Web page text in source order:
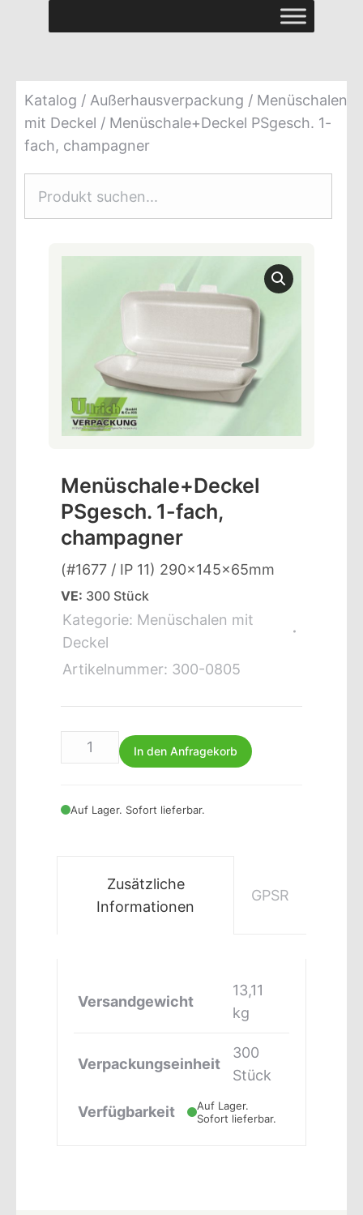
Katalog / Außerhausverpackung / Menüschalen
mit Deckel / Menüschale+Deckel PSgesch. 1-
fach, champagner
Menüschale+Deckel
PSgesch. 1-fach,
champagner
(#1677 / IP 11) 290x145x65mm
VE: 300 Stück
Kategorie: Menüschalen mit
Deckel
Artikelnummer: 300-0805
In den Anfragekorb
Auf Lager. Sofort lieferbar.
Zusätzliche
Informationen
GPSR
Versandgewicht
13,11
kg
Verpackungseinheit
300
Stück
Verfügbarkeit
Auf Lager.
Sofort lieferbar.